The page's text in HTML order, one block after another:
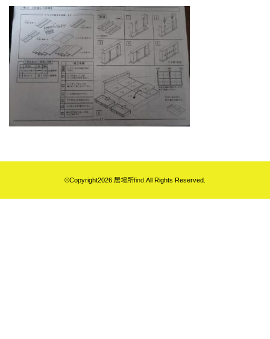
©Copyright2026 居場所find.All Rights Reserved.